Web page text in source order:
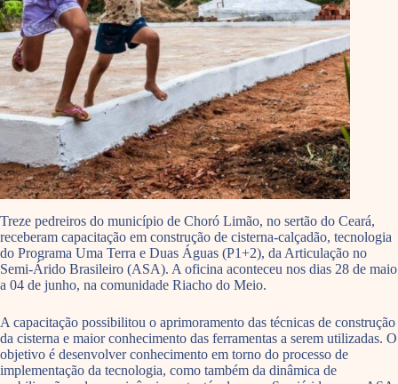
Treze pedreiros do município de Choró Limão, no sertão do Ceará,
receberam capacitação em construção de cisterna-calçadão, tecnologia
do Programa Uma Terra e Duas Águas (P1+2), da Articulação no
Semi-Árido Brasileiro (ASA). A oficina aconteceu nos dias 28 de maio
a 04 de junho, na comunidade Riacho do Meio.
A capacitação possibilitou o aprimoramento das técnicas de construção
da cisterna e maior conhecimento das ferramentas a serem utilizadas. O
objetivo é desenvolver conhecimento em torno do processo de
implementação da tecnologia, como também da dinâmica de